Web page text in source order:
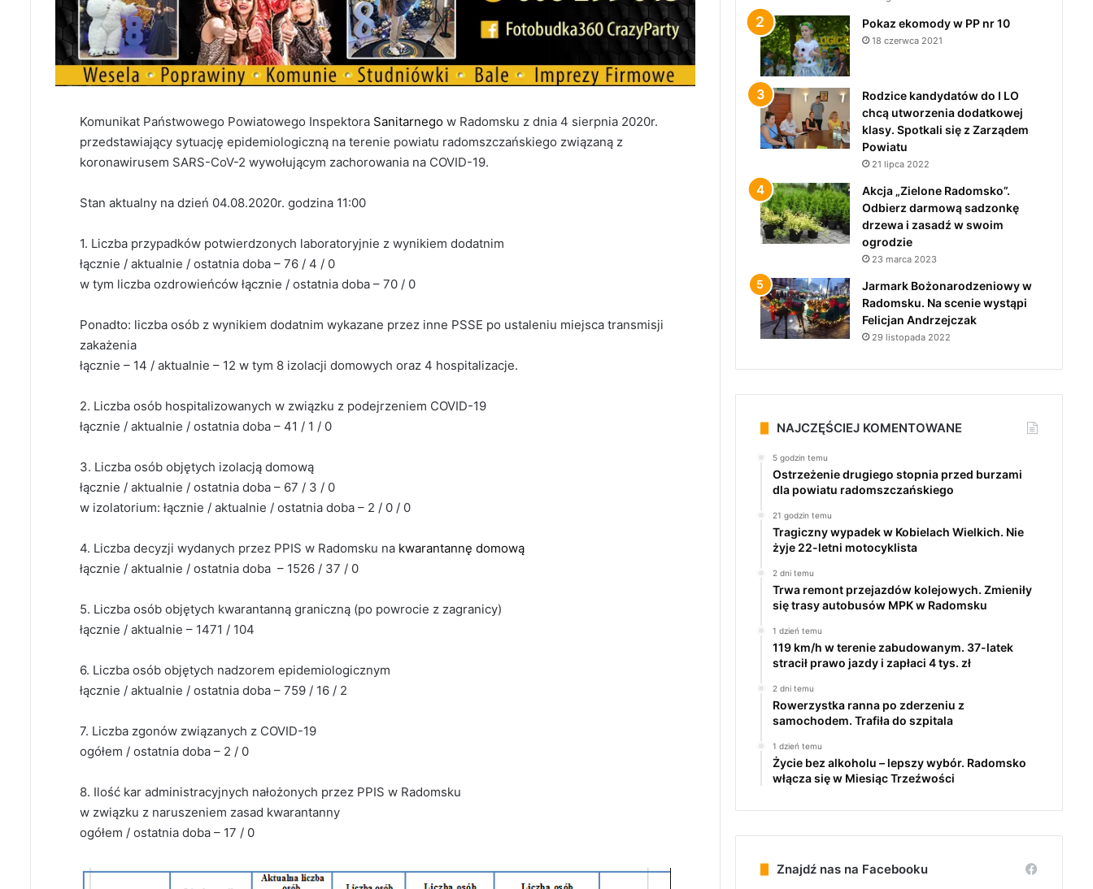
Komunikat Państwowego Powiatowego Inspektora Sanitarnego w Radomsku z dnia 4 sierpnia 2020r.
przedstawiający sytuację epidemiologiczną na terenie powiatu radomszczańskiego związaną z
koronawirusem SARS-CoV-2 wywołującym zachorowania na COVID-19.
Stan aktualny na dzień 04.08.2020r. godzina 11:00
1. Liczba przypadków potwierdzonych laboratoryjnie z wynikiem dodatnim
łącznie / aktualnie / ostatnia doba – 76 / 4 / 0
w tym liczba ozdrowieńców łącznie / ostatnia doba – 70 / 0
Ponadto: liczba osób z wynikiem dodatnim wykazane przez inne PSSE po ustaleniu miejsca transmisji
zakażenia
łącznie – 14 / aktualnie – 12 w tym 8 izolacji domowych oraz 4 hospitalizacje.
2. Liczba osób hospitalizowanych w związku z podejrzeniem COVID-19
łącznie / aktualnie / ostatnia doba – 41 / 1 / 0
3. Liczba osób objętych izolacją domową
łącznie / aktualnie / ostatnia doba – 67 / 3 / 0
w izolatorium: łącznie / aktualnie / ostatnia doba – 2 / 0 / 0
4. Liczba decyzji wydanych przez PPIS w Radomsku na kwarantannę domową
łącznie / aktualnie / ostatnia doba – 1526 / 37 / 0
5. Liczba osób objętych kwarantanną graniczną (po powrocie z zagranicy)
łącznie / aktualnie – 1471 / 104
6. Liczba osób objętych nadzorem epidemiologicznym
łącznie / aktualnie / ostatnia doba – 759 / 16 / 2
7. Liczba zgonów związanych z COVID-19
ogółem / ostatnia doba – 2 / 0
8. Ilość kar administracyjnych nałożonych przez PPIS w Radomsku
w związku z naruszeniem zasad kwarantanny
ogółem / ostatnia doba – 17 / 0
Pokaz ekomody w PP nr 10
18 czerwca 2021
Rodzice kandydatów do I LO
chcą utworzenia dodatkowej
klasy. Spotkali się z Zarządem
Powiatu
21 lipca 2022
Akcja „Zielone Radomsko”.
Odbierz darmową sadzonkę
drzewa i zasadź w swoim
ogrodzie
23 marca 2023
Jarmark Bożonarodzeniowy w
Radomsku. Na scenie wystąpi
Felicjan Andrzejczak
29 listopada 2022
NAJCZĘŚCIEJ KOMENTOWANE
5 godzin temu
Ostrzeżenie drugiego stopnia przed burzami
dla powiatu radomszczańskiego
21 godzin temu
Tragiczny wypadek w Kobielach Wielkich. Nie
żyje 22-letni motocyklista
2 dni temu
Trwa remont przejazdów kolejowych. Zmieniły
się trasy autobusów MPK w Radomsku
1 dzień temu
119 km/h w terenie zabudowanym. 37-latek
stracił prawo jazdy i zapłaci 4 tys. zł
2 dni temu
Rowerzystka ranna po zderzeniu z
samochodem. Trafiła do szpitala
1 dzień temu
Życie bez alkoholu – lepszy wybór. Radomsko
włącza się w Miesiąc Trzeźwości
Znajdź nas na Facebooku